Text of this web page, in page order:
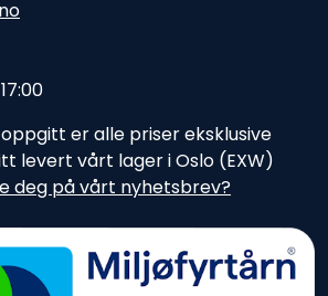
er alle priser eksklusive
levert vårt lager i Oslo (EXW)
deg på vårt nyhetsbrev?